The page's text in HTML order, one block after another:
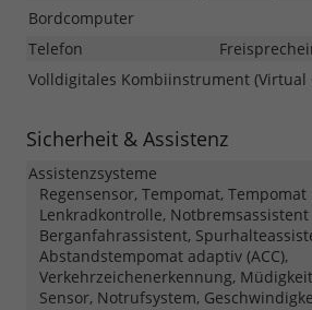
Bordcomputer
Telefon
Volldigitales Kombiinstrument (Virtual
Sicherheit & Assistenz
Assistenzsysteme
Regensensor, Tempomat,
Lenkradkontrolle, Notbremsassistent
Berganfahrassistent,
Abstandstempomat adaptiv (ACC),
Verkehrzeichenerkennung,
Sensor, Notrufsystem,